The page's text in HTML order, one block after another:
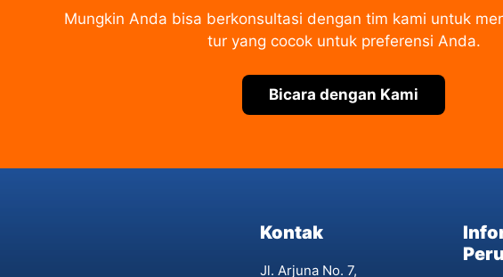
Mungkin Anda bisa berkonsultasi dengan tim kami untuk
tur yang cocok untuk preferensi Anda.
Bicara dengan Kami
Kontak
Jl. Arjuna No. 7,